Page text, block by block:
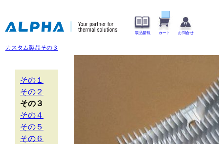
製品情報 カート お問合せ
カスタム製品その３
その１
その２
その３
その４
その５
その６